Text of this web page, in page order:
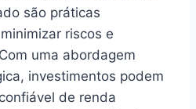
são práticas
riscos e
uma abordagem
investimentos podem
de renda